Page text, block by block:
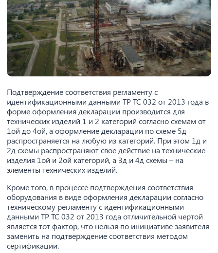
Подтверждение соответствия регламенту с
идентификационными данными ТР ТС 032 от 2013 года в
форме оформления декларации производится для
технических изделий 1 и 2 категорий согласно схемам от
1ой до 4ой, а оформление декларации по схеме 5д
распространяется на любую из категорий. При этом 1д и
2д схемы распространяют свое действие на технические
изделия 1ой и 2ой категорий, а 3д и 4д схемы – на
элементы технических изделий.
Кроме того, в процессе подтверждения соответствия
оборудования в виде оформления декларации согласно
техническому регламенту с идентификационными
данными ТР ТС 032 от 2013 года отличительной чертой
является тот фактор, что нельзя по инициативе заявителя
заменить на подтверждение соответствия методом
сертификации.